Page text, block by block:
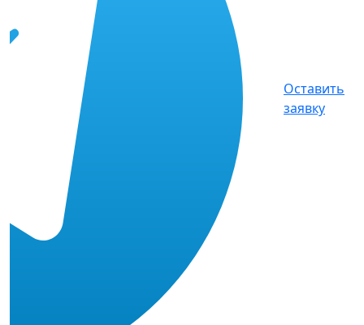
Оставить
заявку